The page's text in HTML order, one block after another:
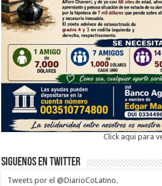
Click aqui para
Siguenos en twitter
Tweets por el @DiarioCoLatino.